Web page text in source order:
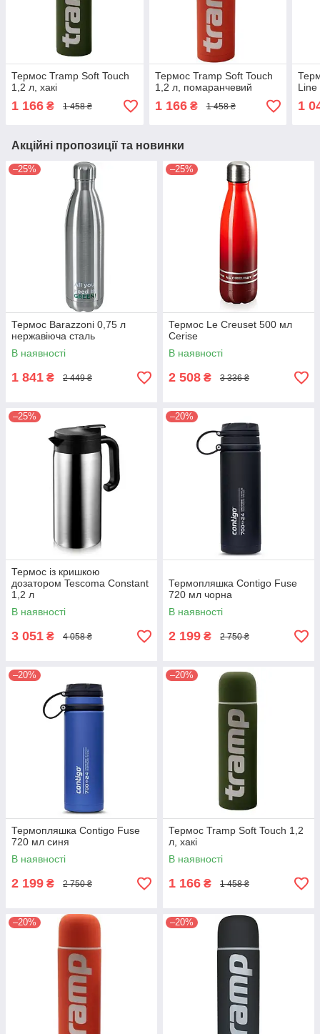
Термос Tramp Soft Touch
1,2 л, хакі
1 166 ₴ 1 458 ₴
Термос Tramp Soft Touch
1,2 л, помаранчевий
1 166₴ 1 458 ₴
Line
1
Акційні пропозиції та новинки
–25%
Термос Barazzoni 0,75 л
нержавіюча сталь
В наявності
1 841 ₴ 2 449 ₴
–25%
Термос Le Creuset 500 мл
Сerise
В наявності
2 508 ₴ 3 336 ₴
–25%
Термос із кришкою
дозатором Tescoma Constant
1,2 л
В наявності
3 051 ₴ 4 058 ₴
–20%
Термопляшка Contigo Fuse
720 мл чорна
В наявності
2 199 ₴ 2 750 ₴
–20%
Термопляшка Contigo Fuse
720 мл синя
В наявності
2 199 ₴ 2 750 ₴
–20%
Термос Tramp Soft Touch 1,2
л, хакі
В наявності
1 166 ₴ 1 458 ₴
–20% –20%